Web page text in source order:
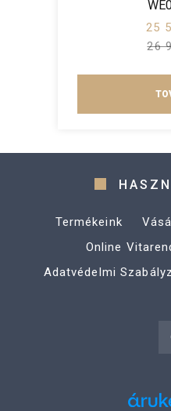
25
26
Termékeink
Online
Adatvédelmi